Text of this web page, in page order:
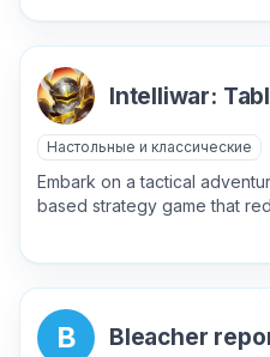
Intelliwar:
Настольные и классические
Embark on a tactical
based strategy game that
B Bleacher